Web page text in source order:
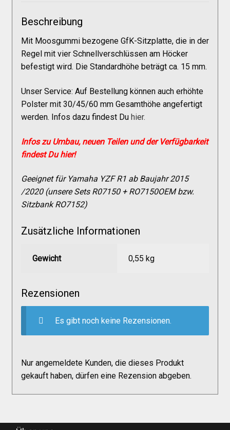
Allgemeine Geschäftsbedingungen
FAQs
Impressum
Versandkosten
Datenschutzerklärung
Beschreibung
Mit Moosgummi bezogene GfK-Sitzplatte, die in der
Regel mit vier Schnellverschlüssen am Höcker
befestigt wird. Die Standardhöhe beträgt ca. 15 mm.
Unser Service: Auf Bestellung können auch erhöhte
Polster mit 30/45/60 mm Gesamthöhe angefertigt
werden. Infos dazu findest Du hier.
Infos zu Umbau, neuen Teilen und der Verfügbarkeit
findest Du hier!
Geeignet für Yamaha YZF R1 ab Baujahr 2015
/2020 (unsere Sets R07150 + RO7150OEM bzw.
Sitzbank RO7152)
Zusätzliche Informationen
Gewicht 0,55 kg
Rezensionen
Es gibt noch keine Rezensionen.
Nur angemeldete Kunden, die dieses Produkt
gekauft haben, dürfen eine Rezension abgeben.